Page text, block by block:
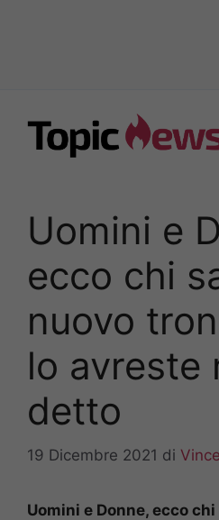
contenuto
Uomini e
ecco chi
nuovo
lo avreste
detto
19 Dicembre 2021 di
Uomini e Donne, ecco